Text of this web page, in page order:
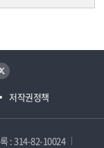
저작권정책
트위터
: 314-82-10024